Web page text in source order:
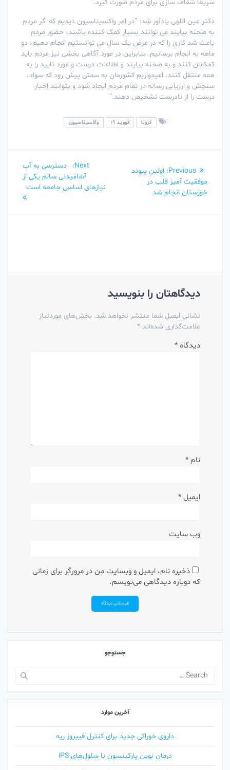
سریعا شفاف سازی برای مردم صورت گیرد.”
دکتر عین اللهی یادآور شد: “در امر واکسیناسیون دیدیم که اگر مردم
به صحنه بیایند می توانند بسیار کمک کننده باشند، حضور مردم
باعث شد کاری را که در عرض یک سال می توانستیم انجام دهیم، دو
ماهه به انجام برسانیم. بنابراین در مورد آگاهی بخشی نیز مردم باید
کمکمان کنند و به صحنه بیایند و اطلاعات درست و مورد تایید را به
همه منتقل کنند. امیدواریم کشورمان به سمتی پیش رود که سواد،
سنجش و ارزیابی رسانه در تمام مردم ایجاد شود و بتوانند اخبار
درست را از نادرست تشخیص دهند.”
کرونا کووید 19 واکسیناسیون
نوشته
Previous:
Previous
post:
اولین پیوند
موفقیت آمیز قلب در
خوزستان انجام شد
Next:
Next
post:
دسترسی به آب
آشامیدنی سالم یکی از
نیازهای اساسی جامعه است
دیدگاهتان را بنویسید
نشانی ایمیل شما منتشر نخواهد شد. بخش‌های موردنیاز
علامت‌گذاری شده‌اند *
دیدگاه *
نام*
ایمیل*
وب‌ سایت
ذخیره نام، ایمیل و وبسایت من در مرورگر برای زمانی
که دوباره دیدگاهی می‌نویسم.
جستوجو
آخرین موارد
داروی خوراکی جدید برای کنترل فیبروز ریه
درمان نوین پارکینسون با سلول‌های iPS